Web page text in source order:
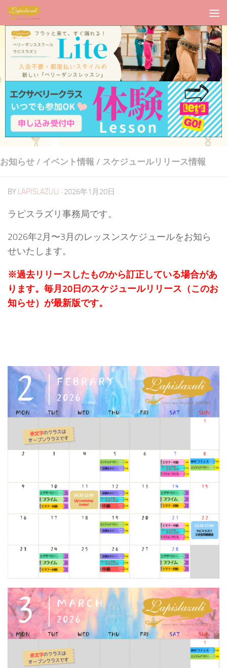
お知らせ / イベント情報 / スケジュールリリース情報
BY LAPISLAZULI · 2026年1月20日
ラピスラズリ事務局です。
2026年2月〜3月のレッスンスケジュールをお知ら
せいたします。
※過去リリースしたものから訂正している場合があ
ります。毎月20日のスケジュールリリース（このお
知らせ）が最新版です。